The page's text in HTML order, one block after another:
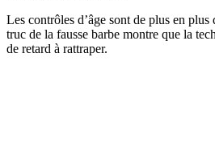
Les contrôles d’âge sont de plus en
truc de la fausse barbe montre que la
de retard à rattraper.